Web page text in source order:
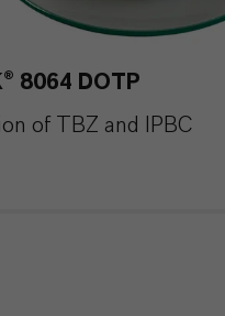
8064 DOTP
of TBZ and IPBC